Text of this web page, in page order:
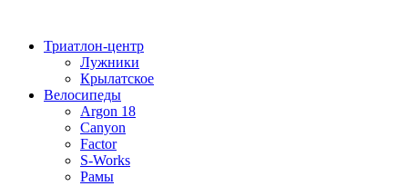
содержимому
Триатлон-центр
Лужники
Крылатское
Велосипеды
Argon 18
Canyon
Factor
S-Works
Рамы